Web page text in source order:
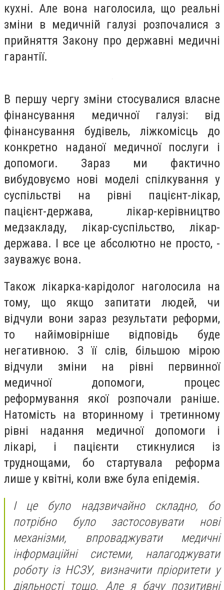
кухні. Але вона наголосила, що реальні
зміни в медичній галузі розпочалися з
прийняття Закону про державні медичні
гарантії.
В першу чергу зміни стосувалися власне
фінансування медичної галузі: від
фінансування будівель, ліжкомісць до
конкретно наданої медичної послуги і
допомоги. Зараз ми фактично
вибудовуємо нові моделі спілкування у
суспільстві на рівні пацієнт-лікар,
пацієнт-держава, лікар-керівництво
медзакладу, лікар-суспільство, лікар-
держава. І все це абсолютно не просто, -
зауважує вона.
Також лікарка-карідолог наголосила на
тому, що якщо запитати людей, чи
відчули вони зараз результати реформи,
то найімовірніше відповідь буде
негативною. З її слів, більшою мірою
відчули зміни на рівні первинної
медичної допомоги, процес
реформування якої розпочали раніше.
Натомість на вторинному і третинному
рівні надання медичної допомоги і
лікарі, і пацієнти стикнулися із
труднощами, бо стартувала реформа
лише у квітні, коли вже була епідемія.
І це було надзвичайно складно, бо
потрібно було застосовувати нові
механізми, впроваджувати медичні
інформаційні системи, налагоджувати
роботу із НСЗУ, визначити пріоритети у
діяльності тощо. Але я бачу позитивні